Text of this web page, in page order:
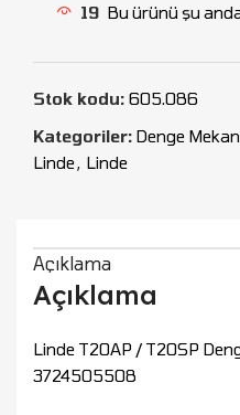
19 Bu ürünü şu
Stok kodu: 605.086
Kategoriler: Denge
Linde, Linde
Açıklama
Açıklama
Linde T20AP / T20SP
3724505508